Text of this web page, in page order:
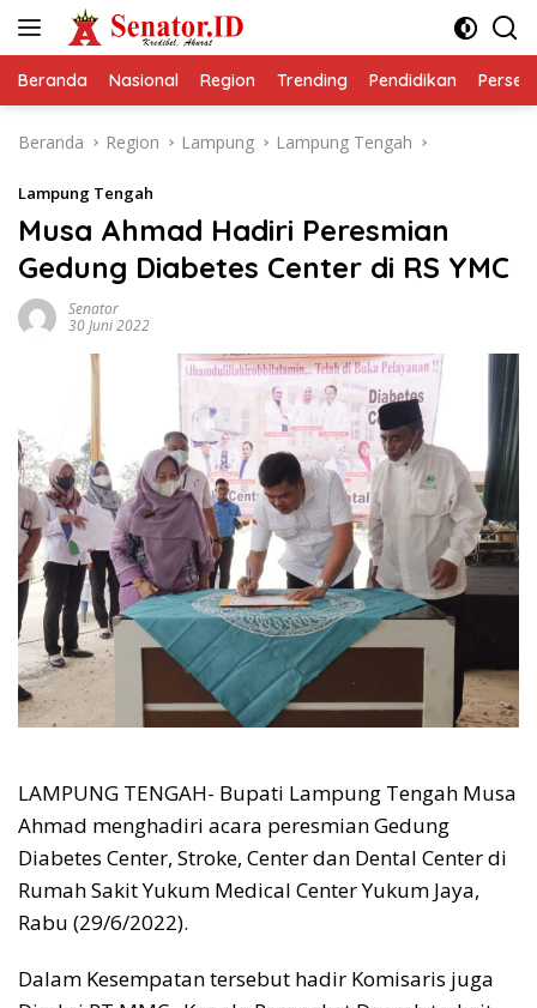
Beranda Nasional Region Trending Pendidikan
Beranda Region Lampung Lampung Tengah
Lampung Tengah
Musa Ahmad Hadiri Peresmian
Gedung Diabetes Center di RS YMC
Senator
30 Juni 2022
LAMPUNG TENGAH- Bupati Lampung Tengah Musa
Ahmad menghadiri acara peresmian Gedung
Diabetes Center, Stroke, Center dan Dental Center di
Rumah Sakit Yukum Medical Center Yukum Jaya,
Rabu (29/6/2022).
Dalam Kesempatan tersebut hadir Komisaris juga